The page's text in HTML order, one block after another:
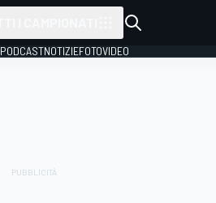
PODCASTNOTIZIEFOTOVIDEO